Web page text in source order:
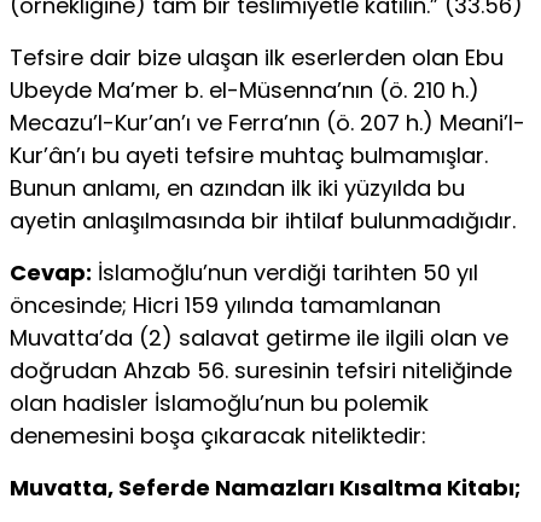
Tefsire dair bize ulaşan ilk eserlerden olan Ebu
Ubeyde Ma’mer b. el-Müsenna’nın (ö. 210 h.)
Mecazu’l-Kur’an’ı ve Ferra’nın (ö. 207 h.) Meani’l-
Kur’ân’ı bu ayeti tefsire muhtaç bulmamışlar.
Bunun anlamı, en azından ilk iki yüzyılda bu
ayetin anlaşılmasında bir ihtilaf bulunmadığıdır.
Cevap: İslamoğlu’nun verdiği tarihten 50 yıl
öncesinde; Hicri 159 yılında tamamlanan
Muvatta’da (2) salavat getirme ile ilgili olan ve
doğrudan Ahzab 56. suresinin tefsiri niteliğinde
olan hadisler İslamoğlu’nun bu polemik
denemesini boşa çıkaracak niteliktedir:
Muvatta, Seferde Namazları Kısaltma Kitabı;